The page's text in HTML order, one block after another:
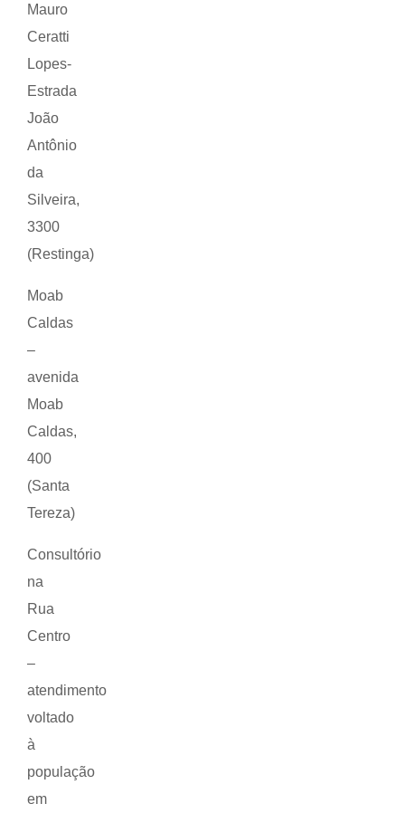
Mauro
Ceratti
Lopes-
Estrada
João
Antônio
da
Silveira,
3300
(Restinga)
Moab
Caldas
–
avenida
Moab
Caldas,
400
(Santa
Tereza)
Consultório
na
Rua
Centro
–
atendimento
voltado
à
população
em